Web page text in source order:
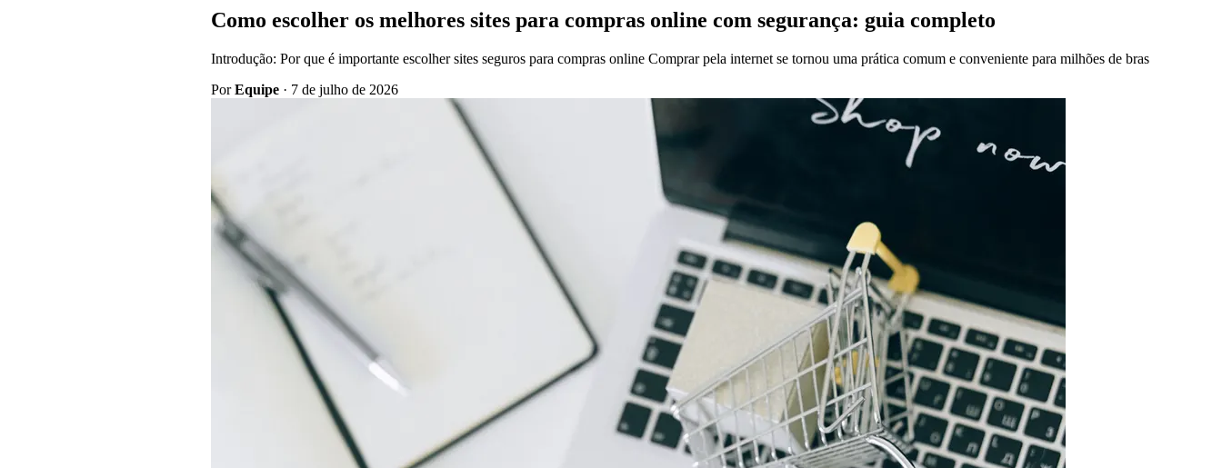
Como escolher os melhores sites para compras online com segurança: guia completo
Introdução: Por que é importante escolher sites seguros para compras online Comprar pela internet se tornou uma prática comum e conveniente para milhões de bras
PorEquipe · 7 de julho de 2026